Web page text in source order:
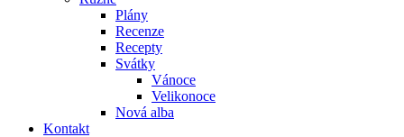
Plány
Recenze
Recepty
Svátky
Vánoce
Velikonoce
Nová alba
Kontakt